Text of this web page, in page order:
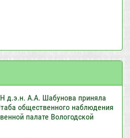
д.э.н. А.А. Шабунова приняла
общественного наблюдения
палате Вологодской